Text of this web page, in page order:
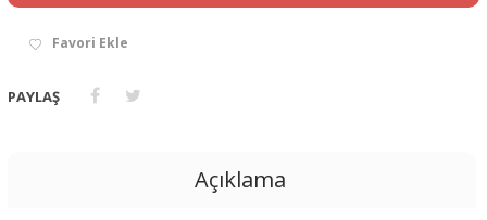
Favori Ekle
PAYLAŞ
Açıklama